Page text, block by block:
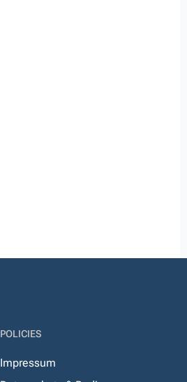
POLICIES
Impressum